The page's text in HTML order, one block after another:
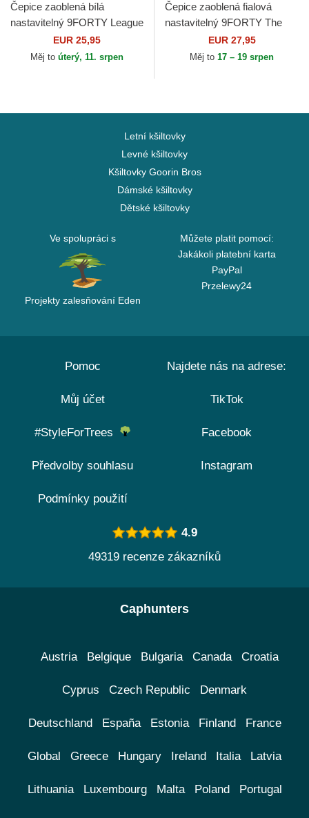
Čepice zaoblená bílá
nastavitelný 9FORTY League
Essential New York Yankees
MLB New Era
EUR 25,95
Měj to úterý, 11. srpen
Čepice zaoblená fialová
nastavitelný 9FORTY The
League Phoenix Suns NBA
New Era
EUR 27,95
Měj to 17 – 19 srpen
Letní kšiltovky
Levné kšiltovky
Kšiltovky Goorin Bros
Dámské kšiltovky
Dětské kšiltovky
Ve spolupráci s
Projekty zalesňování Eden
Můžete platit pomocí:
Jakákoli platební karta
PayPal
Przelewy24
Pomoc
Můj účet
#StyleForTrees
Předvolby souhlasu
Podmínky použití
Najdete nás na adrese:
TikTok
Facebook
Instagram
4.9
49319 recenze zákazníků
Caphunters
Austria Belgique Bulgaria Canada Croatia
Cyprus Czech Republic Denmark
Deutschland España Estonia Finland France
Global Greece Hungary Ireland Italia Latvia
Lithuania Luxembourg Malta Poland Portugal